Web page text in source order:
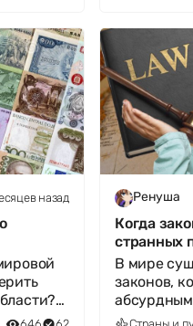
назад Ренуша
Когда
странных
В мире
законов,
Пройдите